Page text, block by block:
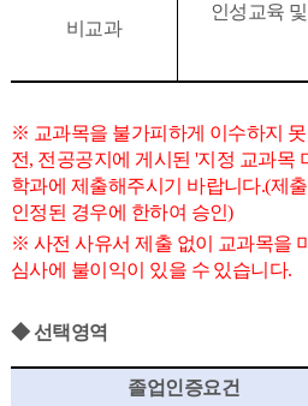
비교과
인성교육
※ 교과목을 불가피하게 이수하지
전, 전공공지에 게시된 '지정 교과목
학과에 제출해주시기 바랍니다.(제
인정된 경우에 한하여 승인)
※ 사전 사유서 제출 없이 교과목을
심사에 불이익이 있을 수 있습니다.
◆ 선택영역
졸업인증요건